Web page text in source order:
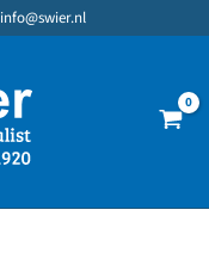
info@swier.nl